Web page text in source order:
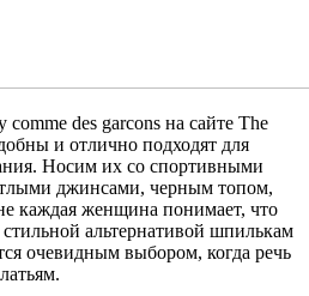
des garcons на сайте The
и отлично подходят для
Носим их со спортивными
джинсами, черным топом,
каждая женщина понимает, что
альтернативой шпилькам
очевидным выбором, когда речь